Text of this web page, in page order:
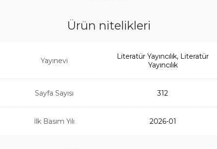
Ürün nitelikleri
Yayınevi
Literatür Yayıncılık, Literatür
Yayıncılık
Sayfa Sayısı 312
İlk Basım Yılı 2026-01